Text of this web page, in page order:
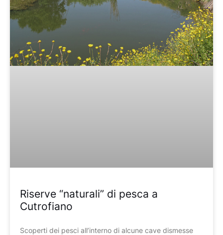
Riserve “naturali” di pesca a
Cutrofiano
Scoperti dei pesci all’interno di alcune cave dismesse